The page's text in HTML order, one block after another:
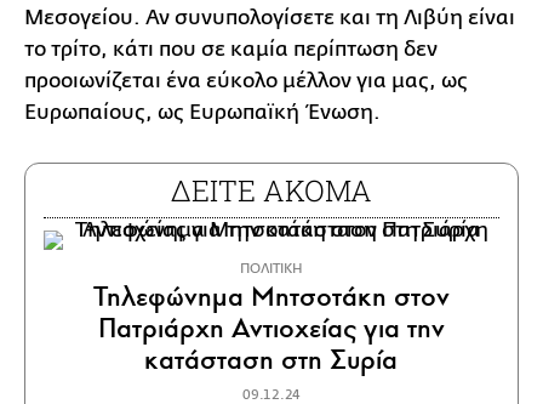
Μεσογείου. Αν συνυπολογίσετε και τη Λιβύη είναι
το τρίτο, κάτι που σε καμία περίπτωση δεν
προοιωνίζεται ένα εύκολο μέλλον για μας, ως
Ευρωπαίους, ως Ευρωπαϊκή Ένωση.
ΔΕΙΤΕ ΑΚΟΜΑ
ΠΟΛΙΤΙΚΗ
Τηλεφώνημα Μητσοτάκη στον
Πατριάρχη Αντιοχείας για την
κατάσταση στη Συρία
09.12.24